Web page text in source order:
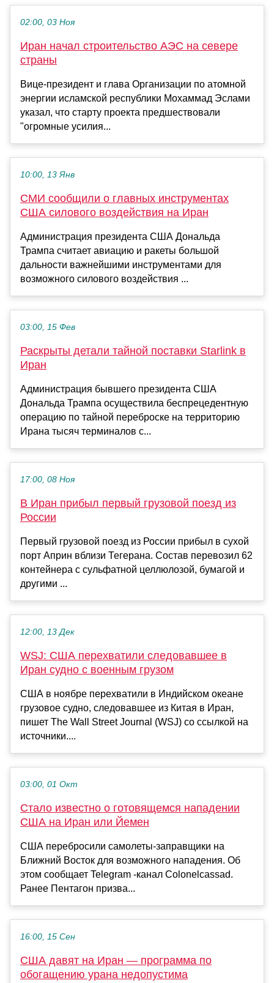
02:00, 03 Ноя
Иран начал строительство АЭС на севере
страны
Вице-президент и глава Организации по атомной
энергии исламской республики Мохаммад Эслами
указал, что старту проекта предшествовали
"огромные усилия...
10:00, 13 Янв
СМИ сообщили о главных инструментах
США силового воздействия на Иран
Администрация президента США Дональда
Трампа считает авиацию и ракеты большой
дальности важнейшими инструментами для
возможного силового воздействия ...
03:00, 15 Фев
Раскрыты детали тайной поставки Starlink в
Иран
Администрация бывшего президента США
Дональда Трампа осуществила беспрецедентную
операцию по тайной переброске на территорию
Ирана тысяч терминалов с...
17:00, 08 Ноя
В Иран прибыл первый грузовой поезд из
России
Первый грузовой поезд из России прибыл в сухой
порт Априн вблизи Тегерана. Состав перевозил 62
контейнера с сульфатной целлюлозой, бумагой и
другими ...
12:00, 13 Дек
WSJ: США перехватили следовавшее в
Иран судно с военным грузом
США в ноябре перехватили в Индийском океане
грузовое судно, следовавшее из Китая в Иран,
пишет The Wall Street Journal (WSJ) со ссылкой на
источники....
03:00, 01 Окт
Стало известно о готовящемся нападении
США на Иран или Йемен
США перебросили самолеты-заправщики на
Ближний Восток для возможного нападения. Об
этом сообщает Telegram -канал Colonelcassad.
Ранее Пентагон призва...
16:00, 15 Сен
США давят на Иран — программа по
обогащению урана недопустима